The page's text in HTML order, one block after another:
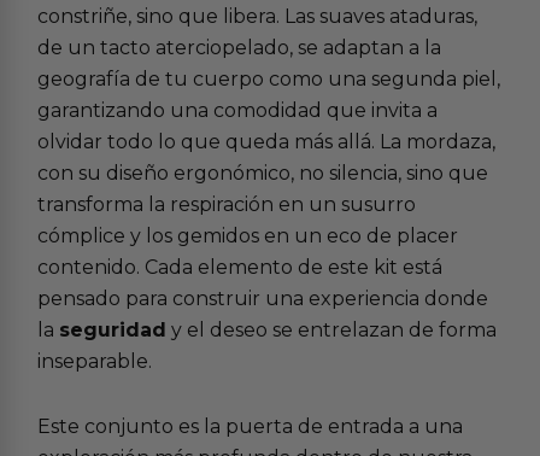
constriñe, sino que libera. Las suaves ataduras,
de un tacto aterciopelado, se adaptan a la
geografía de tu cuerpo como una segunda piel,
garantizando una comodidad que invita a
olvidar todo lo que queda más allá. La mordaza,
con su diseño ergonómico, no silencia, sino que
transforma la respiración en un susurro
cómplice y los gemidos en un eco de placer
contenido. Cada elemento de este kit está
pensado para construir una experiencia donde
la seguridad y el deseo se entrelazan de forma
inseparable.
Este conjunto es la puerta de entrada a una